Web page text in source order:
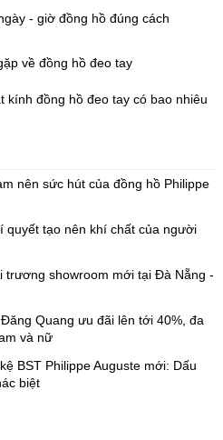
- giờ đồng hồ đúng cách
về đồng hồ đeo tay
kính đồng hồ đeo tay có bao nhiêu
nên sức hút của đồng hồ Philippe
quyết tạo nên khí chất của người
trương showroom mới tại Đà Nẵng -
Quang ưu đãi lên tới 40%, đa
và nữ
BST Philippe Auguste mới: Dấu
biệt